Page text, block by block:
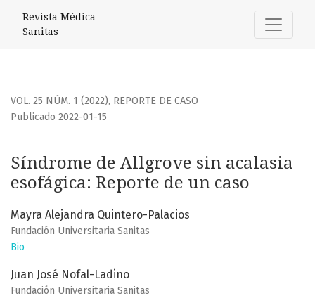
Síndrome de Allgrove sin acalasia esofágica: Reporte de
Revista Médica
Sanitas
VOL. 25 NÚM. 1 (2022), REPORTE DE CASO
Síndrome de Allgrove sin acalasia
esofágica: Reporte de un caso
Publicado 2022-01-15
Mayra Alejandra Quintero-Palacios
Fundación Universitaria Sanitas
Bio
Juan José Nofal-Ladino
Fundación Universitaria Sanitas